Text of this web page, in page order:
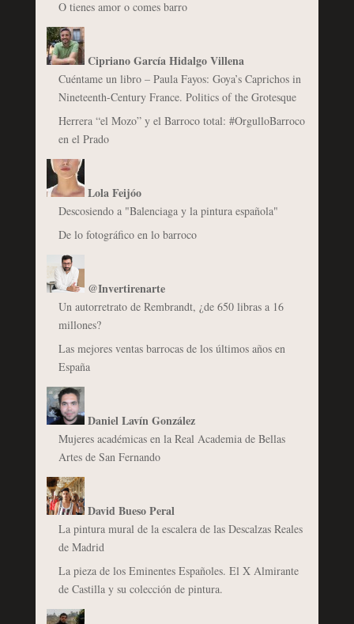
O tienes amor o comes barro
Cipriano García Hidalgo Villena
Cuéntame un libro – Paula Fayos: Goya’s Caprichos in
Nineteenth-Century France. Politics of the Grotesque
Herrera “el Mozo” y el Barroco total: #OrgulloBarroco
en el Prado
Lola Feijóo
Descosiendo a "Balenciaga y la pintura española"
De lo fotográfico en lo barroco
@Invertirenarte
Un autorretrato de Rembrandt, ¿de 650 libras a 16
millones?
Las mejores ventas barrocas de los últimos años en
España
Daniel Lavín González
Mujeres académicas en la Real Academia de Bellas
Artes de San Fernando
David Bueso Peral
La pintura mural de la escalera de las Descalzas Reales
de Madrid
La pieza de los Eminentes Españoles. El X Almirante
de Castilla y su colección de pintura.